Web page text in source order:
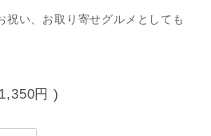
祝い、お取り寄せグルメとしても
1,350円 )